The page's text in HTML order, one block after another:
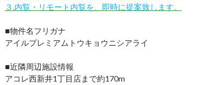
３.内覧・リモート内覧を、即時に提案致します。
■物件名フリガナ
アイルプレミアムトウキョウニシアライ
■近隣周辺施設情報
アコレ西新井1丁目店まで約170m